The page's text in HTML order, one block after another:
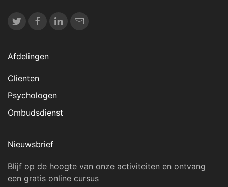
Afdelingen
Clienten
Psychologen
Ombudsdienst
Nieuwsbrief
Blijf op de hoogte van onze activiteiten en ontvang
een gratis online cursus